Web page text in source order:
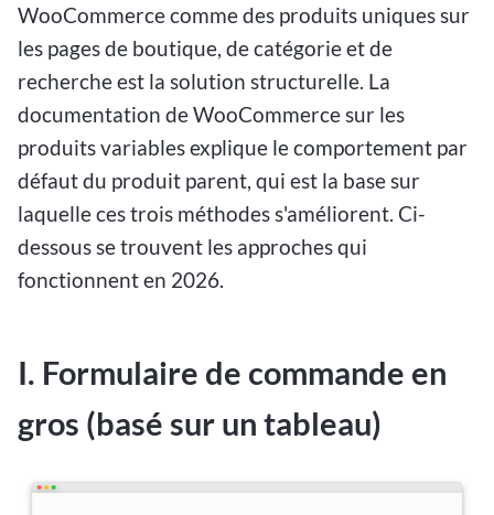
WooCommerce comme des produits uniques sur
les pages de boutique, de catégorie et de
recherche est la solution structurelle. La
documentation de WooCommerce sur les
produits variables explique le comportement par
défaut du produit parent, qui est la base sur
laquelle ces trois méthodes s'améliorent. Ci-
dessous se trouvent les approches qui
fonctionnent en 2026.
I. Formulaire de commande en
gros (basé sur un tableau)